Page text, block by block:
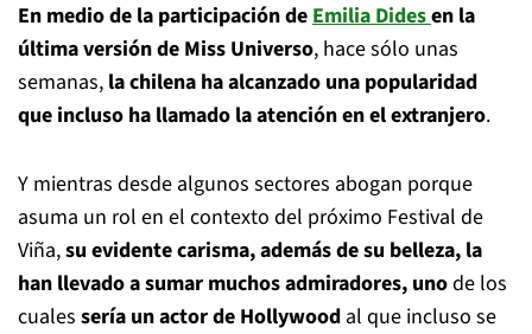
En medio de la participación deEmilia Didesen la
última versión de Miss Universo, hace sólo unas
semanas, la chilena ha alcanzado una popularidad
que incluso ha llamado la atención en el extranjero.
Y mientras desde algunos sectores abogan porque
asuma un rol en el contexto del próximo Festival de
Viña,su evidente carisma, además de su belleza, la
han llevado a sumar muchos admiradores, unode los
cuales sería un actor de Hollywood al que incluso se